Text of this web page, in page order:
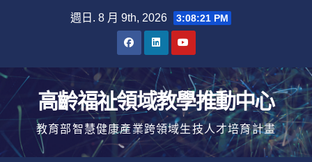
週日. 8 月 9th, 2026 3:08:22 PM
高齡福祉領域教學推動中心
教育部智慧健康產業跨領域生技人才培育計畫